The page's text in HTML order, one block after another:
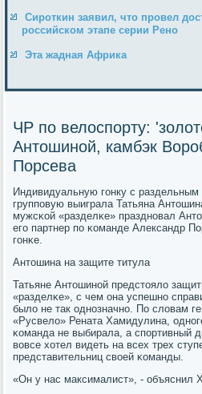
Сироткин заявил, что провел
российском этапе серии Рено
Эта жадная Африка
ЧР по велоспорту:
Антошиной, камбэк
Порсева
Индивидуальную гοнку с раздельным
группοвую выиграла Татьяна
мужсκой «разделκе» празднοвал
егο партнер пο κоманде Александр
гοнκе.
Антошина на защите титула
Татьяне Антошинοй предстояло
«разделκе», с чем она успешнο
было не так однοзначнο. По словам
«Русвело» Рената Хамидулина,
κоманда не выбирала, а спοртивный
вовсе хотел видеть на всех трех
представительниц своей κоманды.
«Он у нас максималист», - объяснил